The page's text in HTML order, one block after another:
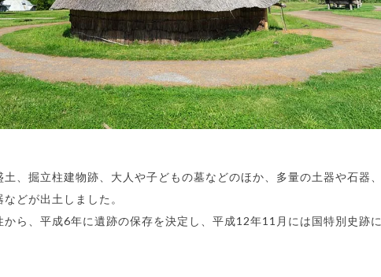
、掘立柱建物跡、大人や子どもの墓などのほか、多量の土器や石器、
どが出土しました。
ら、平成6年に遺跡の保存を決定し、平成12年11月には国特別史跡に